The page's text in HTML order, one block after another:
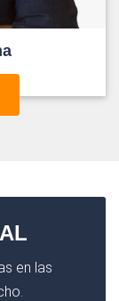
en las